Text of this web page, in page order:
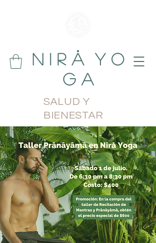
N i r å Y o
g a
SALUD Y
BIENESTAR